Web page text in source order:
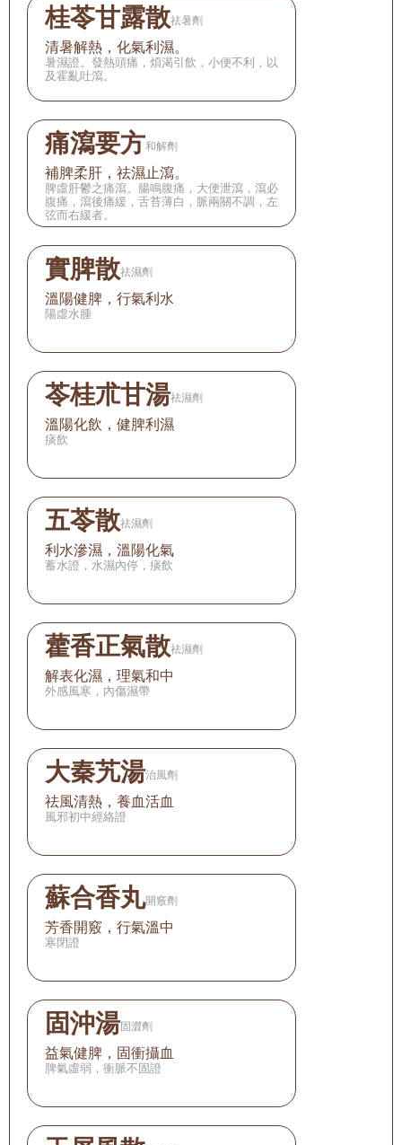
桂苓甘露散祛暑劑
清暑解熱，化氣利濕。
暑濕證。發熱頭痛，煩渴引飲，小便不利，以
及霍亂吐瀉。
痛瀉要方和解劑
補脾柔肝，祛濕止瀉。
脾虛肝鬱之痛瀉。腸鳴腹痛，大便泄瀉，瀉必
腹痛，瀉後痛緩，舌苔薄白，脈兩關不調，左
弦而右緩者。
實脾散祛濕劑
溫陽健脾，行氣利水
陽虛水腫
苓桂朮甘湯祛濕劑
溫陽化飲，健脾利濕
痰飲
五苓散祛濕劑
利水滲濕，溫陽化氣
蓄水證，水濕內停，痰飲
藿香正氣散祛濕劑
解表化濕，理氣和中
外感風寒，內傷濕帶
大秦艽湯治風劑
祛風清熱，養血活血
風邪初中經絡證
蘇合香丸開竅劑
芳香開竅，行氣溫中
寒閉證
固沖湯固澀劑
益氣健脾，固衝攝血
脾氣虛弱，衝脈不固證